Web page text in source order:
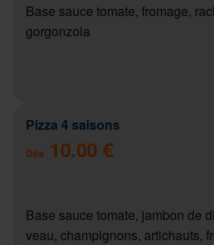
Base sauce tomate, fromage,
gorgonzola
Pizza 4 saisons
Dès 10.00 €
Base sauce tomate, jambon de
veau, champignons, artichauts,